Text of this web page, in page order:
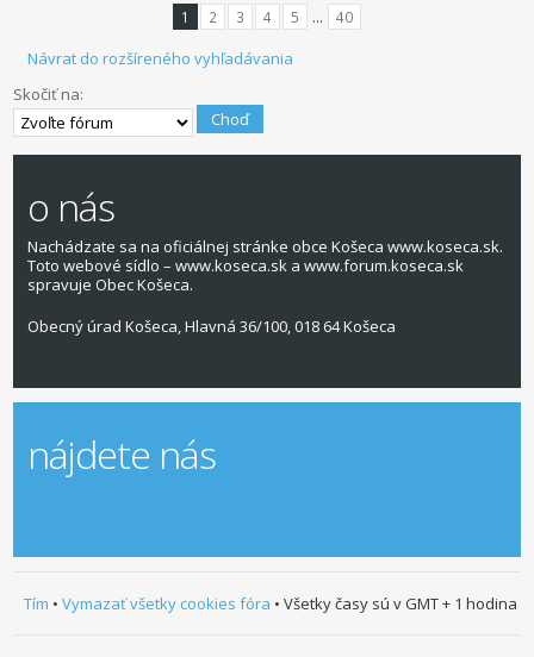
1 2 3 4 5 ... 40
Návrat do rozšíreného vyhľadávania
Skočiť na:
o nás
Nachádzate sa na oficiálnej stránke obce Košeca www.koseca.sk.
Toto webové sídlo – www.koseca.sk a www.forum.koseca.sk
spravuje Obec Košeca.
Obecný úrad Košeca, Hlavná 36/100, 018 64 Košeca
nájdete nás
Tím • Vymazať všetky cookies fóra • Všetky časy sú v GMT + 1 hodina